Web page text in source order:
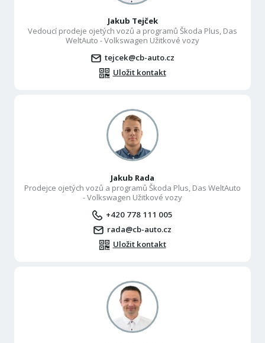
Jakub Tejček
Vedoucí prodeje ojetých vozů a programů Škoda Plus, Das
WeltAuto - Volkswagen Užitkové vozy
tejcek@cb-auto.cz
Uložit kontakt
Jakub Rada
Prodejce ojetých vozů a programů Škoda Plus, Das WeltAuto
- Volkswagen Užitkové vozy
+420 778 111 005
rada@cb-auto.cz
Uložit kontakt